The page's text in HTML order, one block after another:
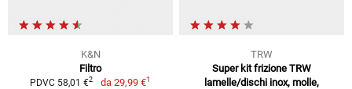
K&N
Filtro
PDVC 58,01 €2 da 29,99 €1
TRW
Super kit frizione TRW
lamelle/dischi inox, molle,